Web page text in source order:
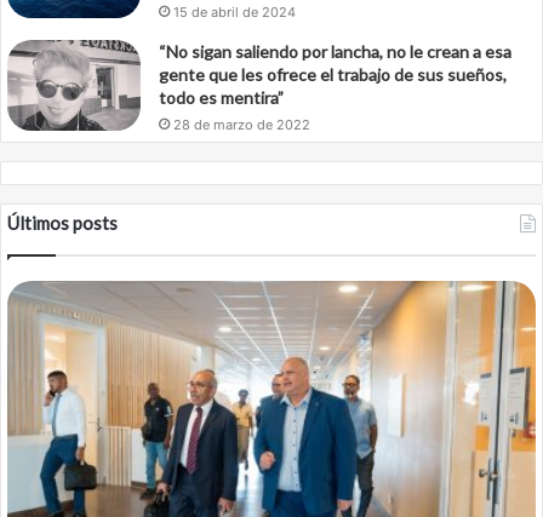
15 de abril de 2024
“No sigan saliendo por lancha, no le crean a esa
gente que les ofrece el trabajo de sus sueños,
todo es mentira”
28 de marzo de 2022
Últimos posts